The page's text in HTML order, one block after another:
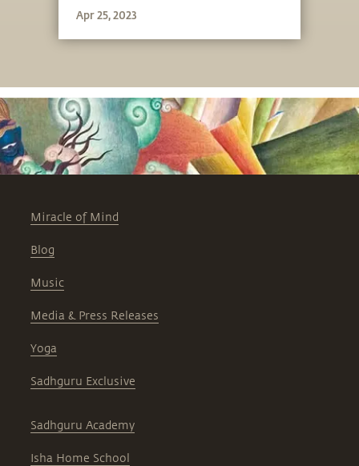
Apr 25, 2023
Miracle of Mind
Blog
Music
Media & Press Releases
Yoga
Sadhguru Exclusive
Sadhguru Academy
Isha Home School